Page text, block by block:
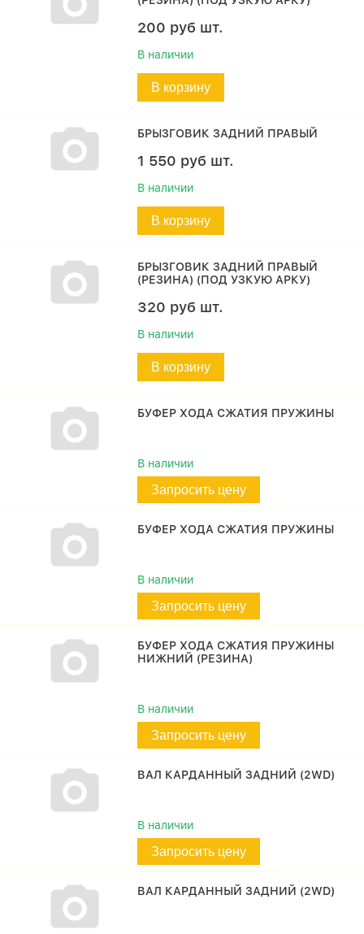
200 руб шт.
В наличии
В корзину
БРЫЗГОВИК ЗАДНИЙ ПРАВЫЙ
1 550 руб шт.
В наличии
В корзину
БРЫЗГОВИК ЗАДНИЙ ПРАВЫЙ
(РЕЗИНА) (ПОД УЗКУЮ АРКУ)
320 руб шт.
В наличии
В корзину
БУФЕР ХОДА СЖАТИЯ ПРУЖИНЫ
В наличии
Запросить цену
БУФЕР ХОДА СЖАТИЯ ПРУЖИНЫ
В наличии
Запросить цену
БУФЕР ХОДА СЖАТИЯ ПРУЖИНЫ
НИЖНИЙ (РЕЗИНА)
В наличии
Запросить цену
ВАЛ КАРДАННЫЙ ЗАДНИЙ (2WD)
В наличии
Запросить цену
ВАЛ КАРДАННЫЙ ЗАДНИЙ (2WD)